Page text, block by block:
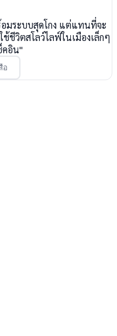
มระบบสุดโกง แต่แทนที่จะ
ชีวิตสโลว์ไลฟ์ในเมืองเล็กๆ
คอิน"
อ